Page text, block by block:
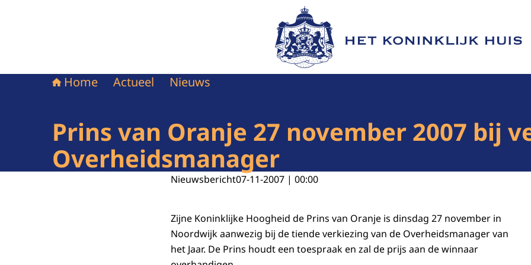
Naar de homepage van Het Koninklijk Huis
Home Actueel Nieuws
Prins van Oranje 27 november 2007 bij
Overheidsmanager
Nieuwsbericht07-11-2007 | 00:00
Zijne Koninklijke Hoogheid de Prins van Oranje is dinsdag 27 november in
Noordwijk aanwezig bij de tiende verkiezing van de Overheidsmanager van
het Jaar. De Prins houdt een toespraak en zal de prijs aan de winnaar